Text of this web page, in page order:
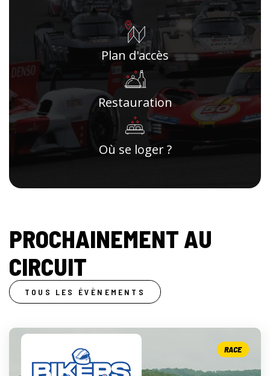
Plan d'accès
Restauration
Où se loger ?
PROCHAINEMENT AU
CIRCUIT
TOUS LES ÉVÈNEMENTS
RACE